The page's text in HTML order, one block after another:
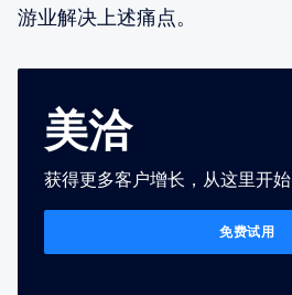
游业解决上述痛点。
美洽
获得更多客户增长，从这里开始
免费试用